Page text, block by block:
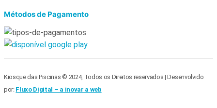
Métodos de Pagamento
Kiosque das Piscinas © 2024, Todos os Direitos reservados | Desenvolvido
por: Fluxo Digital – a inovar a web